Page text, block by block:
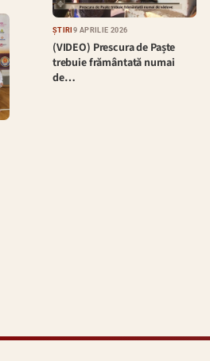
ȘTIRI 9 APRILIE 2026
(VIDEO) Prescura de Paște
trebuie frământată numai
de…